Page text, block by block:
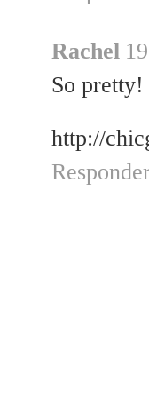
Rachel
So pretty!
http://